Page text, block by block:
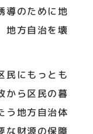
導のために地
地方自治を壊
民にもっとも
から区民の暮
う地方自治体
な財源の保障